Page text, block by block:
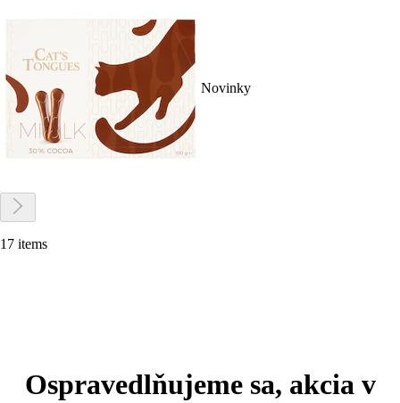
Novinky
17 items
Ospravedlňujeme sa, akcia v